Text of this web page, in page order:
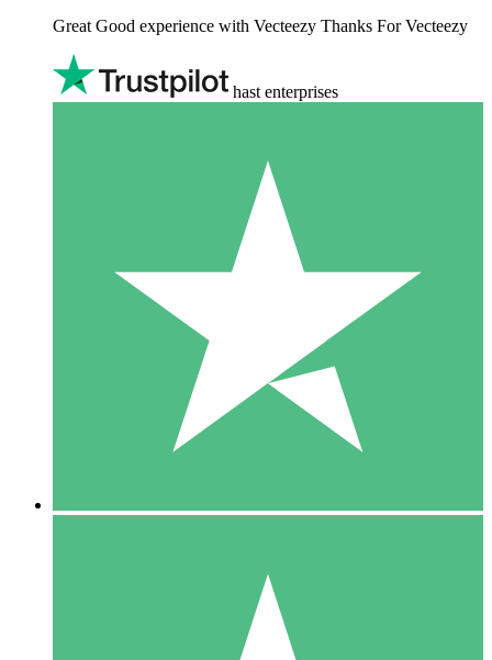
Great Good experience with Vecteezy Thanks For Vecteezy
hast enterprises